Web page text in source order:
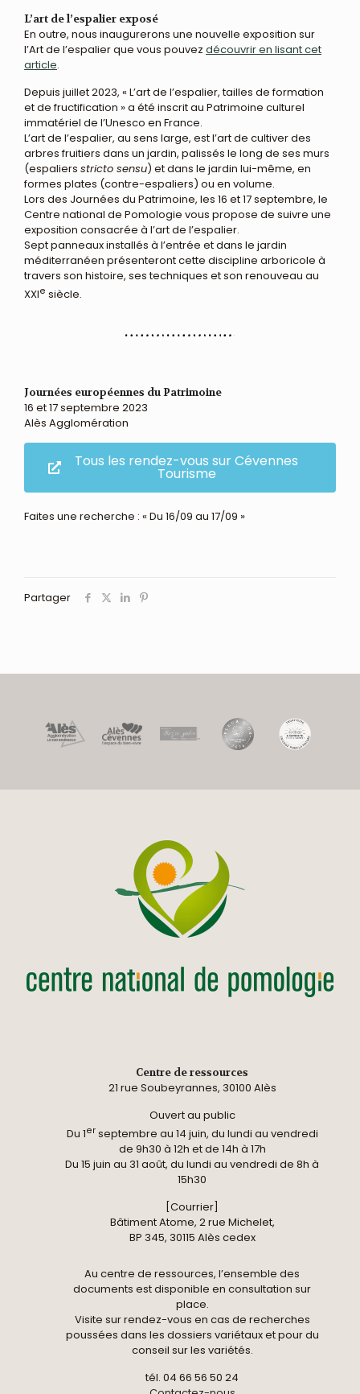
L’art de l’espalier exposé
En outre, nous inaugurerons une nouvelle exposition sur
l’Art de l’espalier que vous pouvez découvrir en lisant cet
article.
Depuis juillet 2023, « L’art de l’espalier, tailles de formation
et de fructification » a été inscrit au Patrimoine culturel
immatériel de l’Unesco en France.
L’art de l’espalier, au sens large, est l’art de cultiver des
arbres fruitiers dans un jardin, palissés le long de ses murs
(espaliers stricto sensu) et dans le jardin lui-même, en
formes plates (contre-espaliers) ou en volume.
Lors des Journées du Patrimoine, les 16 et 17 septembre, le
Centre national de Pomologie vous propose de suivre une
exposition consacrée à l’art de l’espalier.
Sept panneaux installés à l’entrée et dans le jardin
méditerranéen présenteront cette discipline arboricole à
travers son histoire, ses techniques et son renouveau au
XXIe siècle.
Journées européennes du Patrimoine
16 et 17 septembre 2023
Alès Agglomération
Tous les rendez-vous sur Cévennes
Tourisme
Faites une recherche : « Du 16/09 au 17/09 »
Partager
Centre de ressources
21 rue Soubeyrannes, 30100 Alès
Ouvert au public
Du 1erseptembre au 14 juin, du lundi au vendredi
de 9h30 à 12h et de 14h à 17h
Du 15 juin au 31 août, du lundi au vendredi de 8h à
15h30
[Courrier]
Bâtiment Atome, 2 rue Michelet,
BP 345, 30115 Alès cedex
Au centre de ressources, l’ensemble des
documents est disponible en consultation sur
place.
Visite sur rendez-vous en cas de recherches
poussées dans les dossiers variétaux et pour du
conseil sur les variétés.
tél. 04 66 56 50 24